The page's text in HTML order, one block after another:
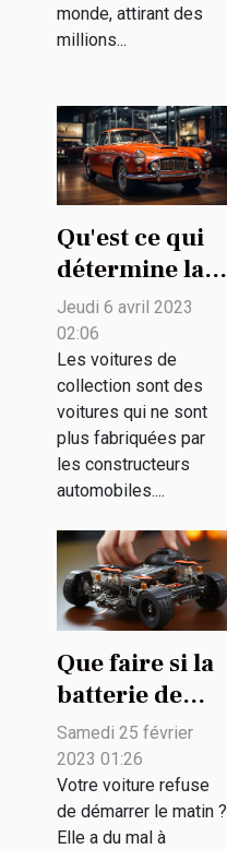
monde, attirant des
millions...
Qu'est ce qui
détermine la
valeur d'une
voiture de
collection ?
Jeudi 6 avril 2023
02:06
Les voitures de
collection sont des
voitures qui ne sont
plus fabriquées par
les constructeurs
automobiles....
Que faire si la
batterie de
votre
hoverboard ne
tient plus la
charge ?
Samedi 25 février
2023 01:26
Votre voiture refuse
de démarrer le matin ?
Elle a du mal à